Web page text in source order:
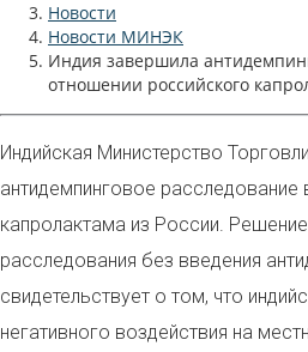
Новости
Новости МИНЭК
Индия завершила
отношении российского
Индийская Министерство
антидемпинговое
капролактама из России.
расследования без введения
свидетельствует о том, что
негативного воздействия на